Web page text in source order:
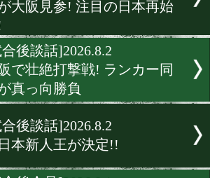
中川健太が41歳の誕生日に
でV1戦!
[試合後談話]2026.8.5
42歳宇津見義広と26歳久保
[試合後談話]2026.8.2
メキシコ逆輸入ボクサー花